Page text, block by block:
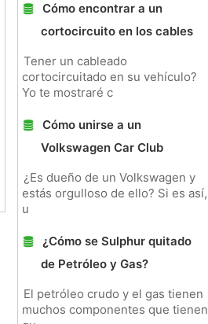
Cómo encontrar a un
cortocircuito en los cables
Tener un cableado
cortocircuitado en su vehículo?
Yo te mostraré c
Cómo unirse a un
Volkswagen Car Club
¿Es dueño de un Volkswagen y
estás orgulloso de ello? Si es así,
u
¿Cómo se Sulphur quitado
de Petróleo y Gas?
El petróleo crudo y el gas tienen
muchos componentes que tienen